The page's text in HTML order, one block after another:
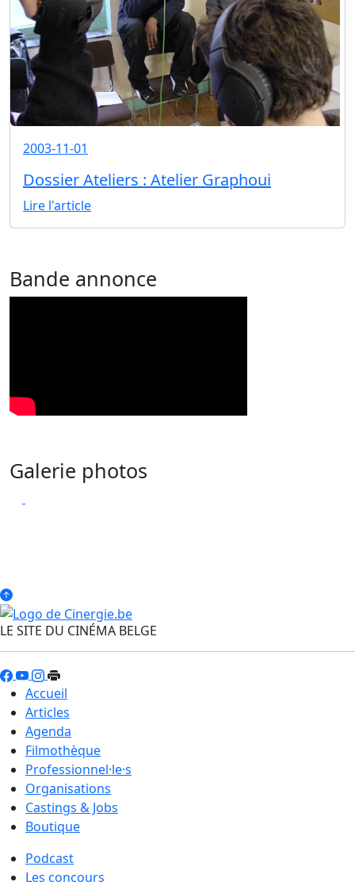
2003-11-01
Dossier Ateliers : Atelier Graphoui
Lire l'article
Bande annonce
Galerie photos
LE SITE DU CINÉMA BELGE
Accueil
Articles
Agenda
Filmothèque
Professionnel·le·s
Organisations
Castings & Jobs
Boutique
Podcast
Les concours